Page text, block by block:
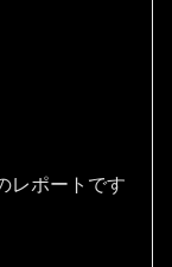
レポートです